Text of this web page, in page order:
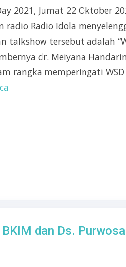
2021, Jumat 22 Oktober
radio Radio Idola
talkshow tersebut adalah
dr. Meiyana
rangka memperingati
dan Ds.